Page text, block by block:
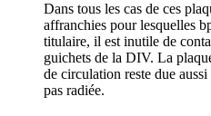
Dans tous les cas de ces
affranchies pour lesquelles
titulaire, il est inutile de
guichets de la DIV. La
de circulation reste due
pas radiée.